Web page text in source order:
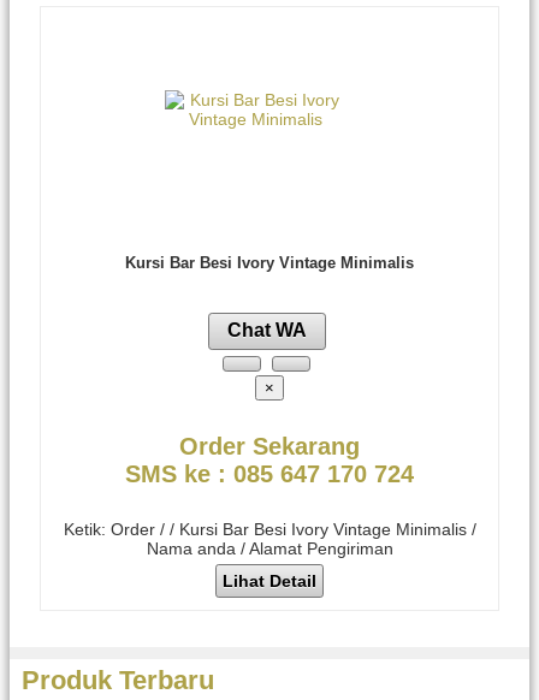
Kursi Bar Besi Ivory Vintage Minimalis
Chat WA
×
Order Sekarang
SMS ke : 085 647 170 724
Ketik: Order / / Kursi Bar Besi Ivory Vintage Minimalis /
Nama anda / Alamat Pengiriman
Lihat Detail
Produk Terbaru